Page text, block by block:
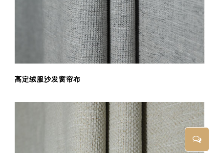
高定绒服沙发窗帘布